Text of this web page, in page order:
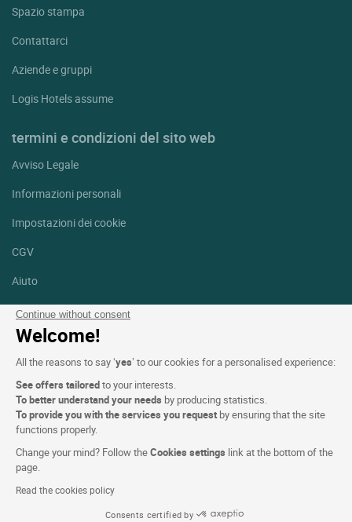
Continue without consent
Welcome!
All the reasons to say ‘yes’ to our cookies for a personalised experience:
See offers tailoredto your interests.
To better understand your needs by producing statistics.
To provide you with the services you request by ensuring that the site
functions properly.
Change your mind? Follow theCookies settings link at the bottom of the
page.
Read the cookies policy
Consents certified by
Spazio stampa
Contattarci
Aziende e gruppi
Logis Hotels assume
termini e condizioni del sito web
Avviso Legale
Informazioni personali
Impostazioni dei cookie
CGV
Aiuto
Mappa del sito
Crediti fotografici
Facebook
Linkedin